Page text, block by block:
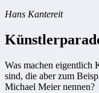
Hans Kantereit
Was machen eigentlich
sind, die aber zum
Michael Meier nennen?